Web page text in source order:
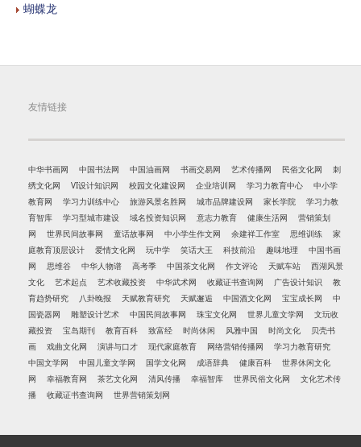
蝴蝶龙
友情链接
中华书画网 中国书法网 中国油画网 书画交易网 艺术传播网 民俗文化网
刺
绣文化网
VI设计知识网 校园文化建设网 企业培训网 学习力教育中心
中小学
教育网
学习力训练中心 旅游风景名胜网 城市品牌建设网 家长学院
学习力教
育智库
学习型城市建设 域名投资知识网 意志力教育 健康生活网
营销策划
网
世界民间故事网 童话故事网 中小学生作文网 余建祥工作室 思维训练
家
庭教育顶层设计
爱情文化网 玩中学 笑话大王 科技前沿 趣味地理
中国书画
网
思维谷 中华人物谱 高考季 中国茶文化网 作文评论 天赋车站
西湖风景
文化
艺术起点 艺术收藏投资 中华武术网 收藏证书查询网 广告设计知识
教
育趋势研究
八卦晚报 天赋教育研究 天赋邂逅 中国酒文化网 宝宝成长网
中
国瓷器网
雕塑设计艺术 中国民间故事网 珠宝文化网 世界儿童文学网
文玩收
藏投资
宝岛期刊 教育百科 致富经 时尚休闲 风雅中国 时尚文化
贝壳书
画
戏曲文化网 演讲与口才 现代家庭教育 网络营销传播网
学习力教育研究
中国文学网
中国儿童文学网 国学文化网 成语辞典 健康百科
世界休闲文化
网
幸福教育网 茶艺文化网 清风传播 幸福智库 世界民俗文化网
文化艺术传
播
收藏证书查询网 世界营销策划网